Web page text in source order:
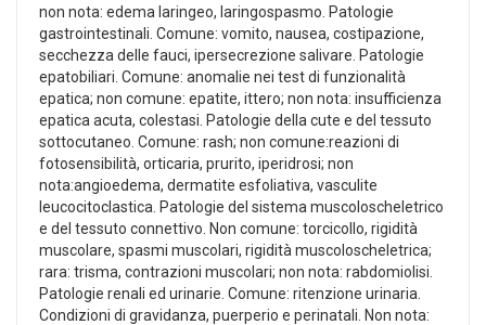
non nota: edema laringeo, laringospasmo. Patologie
gastrointestinali. Comune: vomito, nausea, costipazione,
secchezza delle fauci, ipersecrezione salivare. Patologie
epatobiliari. Comune: anomalie nei test di funzionalità
epatica; non comune: epatite, ittero; non nota: insufficienza
epatica acuta, colestasi. Patologie della cute e del tessuto
sottocutaneo. Comune: rash; non comune:reazioni di
fotosensibilità, orticaria, prurito, iperidrosi; non
nota:angioedema, dermatite esfoliativa, vasculite
leucocitoclastica. Patologie del sistema muscoloscheletrico
e del tessuto connettivo. Non comune: torcicollo, rigidità
muscolare, spasmi muscolari, rigidità muscoloscheletrica;
rara: trisma, contrazioni muscolari; non nota: rabdomiolisi.
Patologie renali ed urinarie. Comune: ritenzione urinaria.
Condizioni di gravidanza, puerperio e perinatali. Non nota: